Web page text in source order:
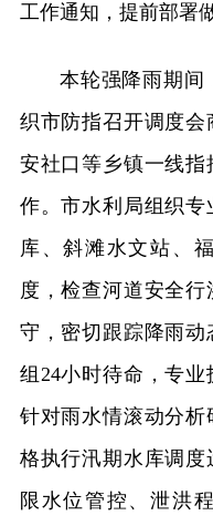
工作通知，提前部署
本轮强降雨期间
织市防指召开调度
安社口等乡镇一线
作。市水利局组织
库、斜滩水文站、
度，检查河道安全
守，密切跟踪降雨
组24小时待命，专业
针对雨水情滚动分
格执行汛期水库调
限水位管控、泄洪